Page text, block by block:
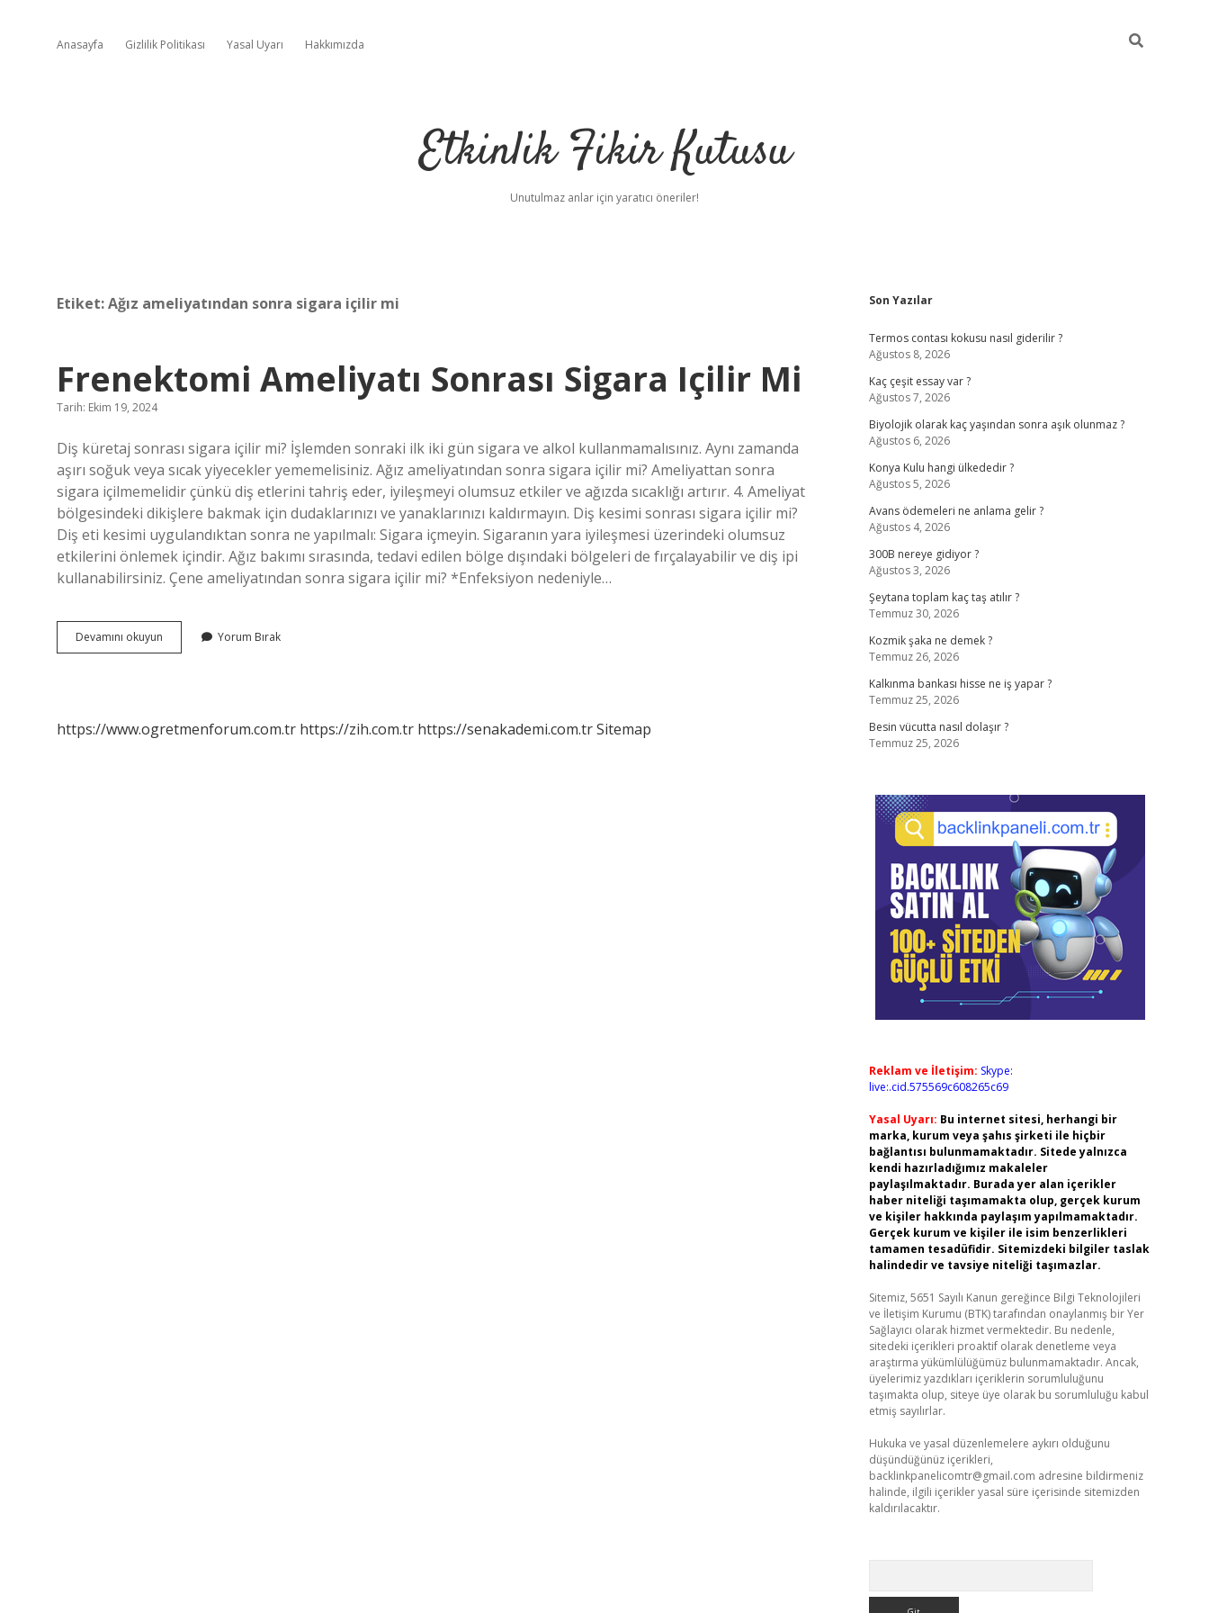
Anasayfa Gizlilik Politikası Yasal Uyarı Hakkımızda
Etkinlik Fikir Kutusu
Unutulmaz anlar için yaratıcı öneriler!
Etiket:Ağız ameliyatından sonra sigara içilir mi
Frenektomi Ameliyatı Sonrası Sigara Içilir Mi
Tarih: Ekim 19, 2024
Diş küretaj sonrası sigara içilir mi? İşlemden sonraki ilk iki gün sigara ve alkol kullanmamalısınız. Aynı zamanda
aşırı soğuk veya sıcak yiyecekler yememelisiniz. Ağız ameliyatından sonra sigara içilir mi? Ameliyattan sonra
sigara içilmemelidir çünkü diş etlerini tahriş eder, iyileşmeyi olumsuz etkiler ve ağızda sıcaklığı artırır. 4. Ameliyat
bölgesindeki dikişlere bakmak için dudaklarınızı ve yanaklarınızı kaldırmayın. Diş kesimi sonrası sigara içilir mi?
Diş eti kesimi uygulandıktan sonra ne yapılmalı: Sigara içmeyin. Sigaranın yara iyileşmesi üzerindeki olumsuz
etkilerini önlemek içindir. Ağız bakımı sırasında, tedavi edilen bölge dışındaki bölgeleri de fırçalayabilir ve diş ipi
kullanabilirsiniz. Çene ameliyatından sonra sigara içilir mi? *Enfeksiyon nedeniyle…
Devamını okuyun Frenektomi
Ameliyatı
Yorum Bırak
https://www.ogretmenforum.com.tr https://zih.com.tr https://senakademi.com.trSitemap
Sidebar
Son Yazılar
Termos contası kokusu nasıl giderilir ?
Ağustos 8, 2026
Kaç çeşit essay var ?
Ağustos 7, 2026
Biyolojik olarak kaç yaşından sonra aşık olunmaz ?
Ağustos 6, 2026
Konya Kulu hangi ülkededir ?
Ağustos 5, 2026
Avans ödemeleri ne anlama gelir ?
Ağustos 4, 2026
300B nereye gidiyor ?
Ağustos 3, 2026
Şeytana toplam kaç taş atılır ?
Temmuz 30, 2026
Kozmik şaka ne demek ?
Temmuz 26, 2026
Kalkınma bankası hisse ne iş yapar ?
Temmuz 25, 2026
Besin vücutta nasıl dolaşır ?
Temmuz 25, 2026
Reklam ve İletişim: Skype:
live:.cid.575569c608265c69
Yasal Uyarı: Bu internet sitesi, herhangi bir
marka, kurum veya şahıs şirketi ile hiçbir
bağlantısı bulunmamaktadır. Sitede yalnızca
kendi hazırladığımız makaleler
paylaşılmaktadır. Burada yer alan içerikler
haber niteliği taşımamakta olup, gerçek kurum
ve kişiler hakkında paylaşım yapılmamaktadır.
Gerçek kurum ve kişiler ile isim benzerlikleri
tamamen tesadüfidir. Sitemizdeki bilgiler taslak
halindedir ve tavsiye niteliği taşımazlar.
Sitemiz, 5651 Sayılı Kanun gereğince Bilgi Teknolojileri
ve İletişim Kurumu (BTK) tarafından onaylanmış bir Yer
Sağlayıcı olarak hizmet vermektedir. Bu nedenle,
sitedeki içerikleri proaktif olarak denetleme veya
araştırma yükümlülüğümüz bulunmamaktadır. Ancak,
üyelerimiz yazdıkları içeriklerin sorumluluğunu
taşımakta olup, siteye üye olarak bu sorumluluğu kabul
etmiş sayılırlar.
Hukuka ve yasal düzenlemelere aykırı olduğunu
düşündüğünüz içerikleri,
backlinkpanelicomtr@gmail.com adresine bildirmeniz
halinde, ilgili içerikler yasal süre içerisinde sitemizden
kaldırılacaktır.